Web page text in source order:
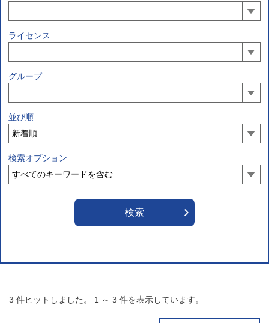
ライセンス
グループ
並び順
検索オプション
3 件ヒットしました。 1 ～ 3 件を表示しています。